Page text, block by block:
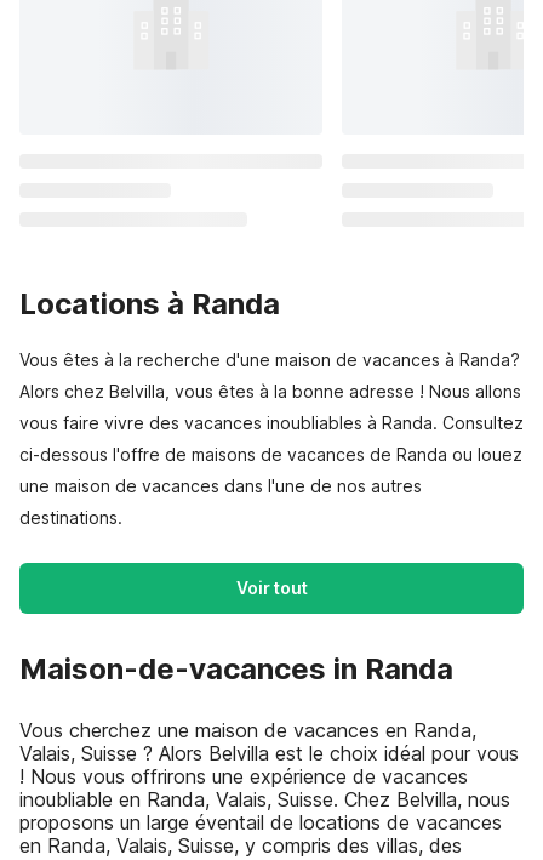
Locations à Randa
Vous êtes à la recherche d'une maison de vacances à Randa?
Alors chez Belvilla, vous êtes à la bonne adresse ! Nous allons
vous faire vivre des vacances inoubliables à Randa. Consultez
ci-dessous l'offre de maisons de vacances de Randa ou louez
une maison de vacances dans l'une de nos autres
destinations.
Voir tout
Maison-de-vacances in Randa
Vous cherchez une maison de vacances en Randa,
Valais, Suisse ? Alors Belvilla est le choix idéal pour vous
! Nous vous offrirons une expérience de vacances
inoubliable en Randa, Valais, Suisse. Chez Belvilla, nous
proposons un large éventail de locations de vacances
en Randa, Valais, Suisse, y compris des villas, des